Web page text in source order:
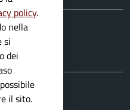
policy.
nella
si
dei
il sito.